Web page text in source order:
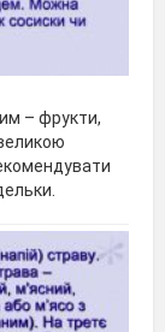
– фрукти,